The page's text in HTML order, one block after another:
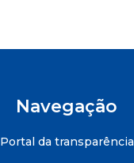
Navegação
Portal da transparência